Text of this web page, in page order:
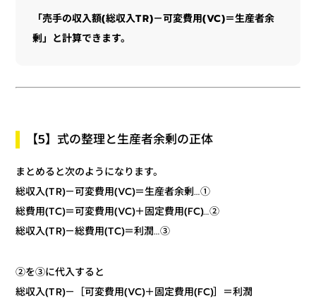
「売手の収入額(総収入TR)－可変費用(VC)＝生産者余
剰」と計算できます。
【5】式の整理と生産者余剰の正体
まとめると次のようになります。
総収入(TR)－可変費用(VC)＝生産者余剰…①
総費用(TC)＝可変費用(VC)＋固定費用(FC)…②
総収入(TR)－総費用(TC)＝利潤…③
②を③に代入すると
総収入(TR)－［可変費用(VC)＋固定費用(FC)］＝利潤